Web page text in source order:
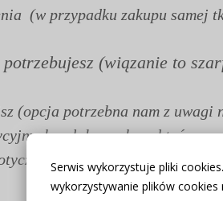
Serwis wykorzystuje pliki
wykorzystywanie plików cookies
(w przypadku zakupu samej
(wiązanie to
(opcja potrzebna nam z uwagi
pałąkowych nad taśmą